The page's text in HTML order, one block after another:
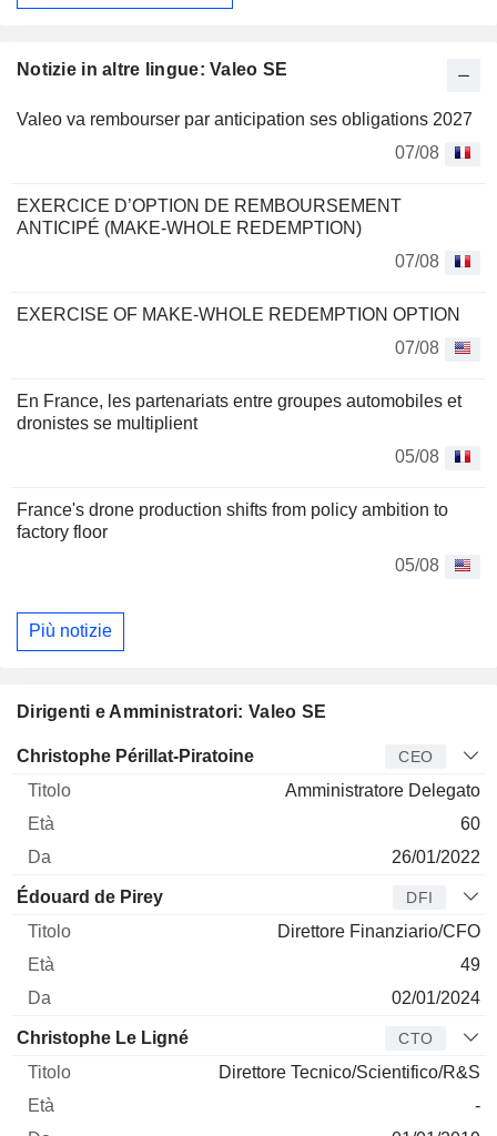
Notizie in altre lingue: Valeo SE
Valeo va rembourser par anticipation ses obligations 2027
07/08
EXERCICE D’OPTION DE REMBOURSEMENT
ANTICIPÉ (MAKE-WHOLE REDEMPTION)
07/08
EXERCISE OF MAKE-WHOLE REDEMPTION OPTION
07/08
En France, les partenariats entre groupes automobiles et
dronistes se multiplient
05/08
France's drone production shifts from policy ambition to
factory floor
05/08
Più notizie
Dirigenti e Amministratori: Valeo SE
Manager Titolo Età Da
Christophe Périllat-Piratoine CEO
Amministratore Delegato
60
26/01/2022
Édouard de Pirey DFI
Direttore Finanziario/CFO
49
02/01/2024
Christophe Le Ligné CTO
Direttore Tecnico/Scientifico/R&S
-